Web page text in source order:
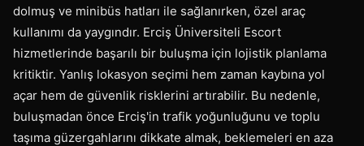
dolmuş ve minibüs hatları ile sağlanırken, özel araç
kullanımı da yaygındır. Erciş Üniversiteli Escort
hizmetlerinde başarılı bir buluşma için lojistik planlama
kritiktir. Yanlış lokasyon seçimi hem zaman kaybına yol
açar hem de güvenlik risklerini artırabilir. Bu nedenle,
buluşmadan önce Erciş'in trafik yoğunluğunu ve toplu
taşıma güzergahlarını dikkate almak, beklemeleri en aza